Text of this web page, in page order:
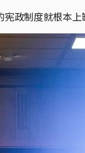
政制度就根本上